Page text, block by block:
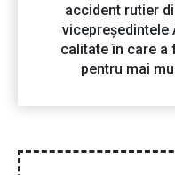
accident rutier
vicepreședintele
calitate în care
pentru mai